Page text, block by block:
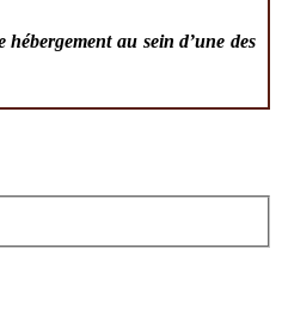
au sein d’une des